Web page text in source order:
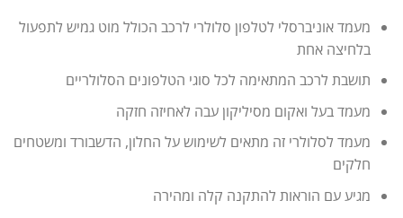
מעמד אוניברסלי לטלפון סלולרי לרכב הכולל מוט גמיש לתפעול
בלחיצה אחת
תושבת לרכב המתאימה לכל סוגי הטלפונים הסלולריים
מעמד בעל ואקום מסיליקון עבה לאחיזה חזקה
מעמד לסלולרי זה מתאים לשימוש על החלון, הדשבורד ומשטחים
חלקים
מגיע עם הוראות להתקנה קלה ומהירה